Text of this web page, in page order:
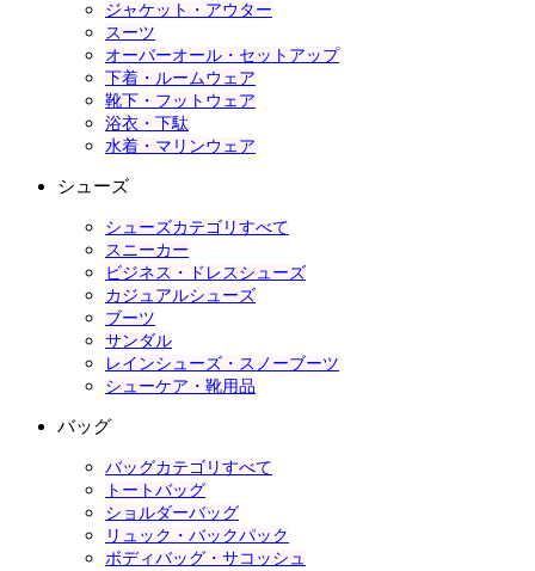
ジャケット・アウター
スーツ
オーバーオール・セットアップ
下着・ルームウェア
靴下・フットウェア
浴衣・下駄
水着・マリンウェア
シューズ
シューズカテゴリすべて
スニーカー
ビジネス・ドレスシューズ
カジュアルシューズ
ブーツ
サンダル
レインシューズ・スノーブーツ
シューケア・靴用品
バッグ
バッグカテゴリすべて
トートバッグ
ショルダーバッグ
リュック・バックパック
ボディバッグ・サコッシュ